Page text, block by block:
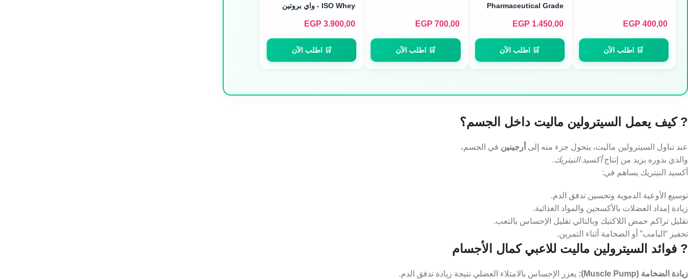
400,00
EGP
🛒 اطلب الآن
Pharmaceutical Grade
نقي (400g)
1.450,00
EGP
🛒 اطلب الآن
700,00
EGP
🛒 اطلب الآن
ISO Whey - واي بروتين
3.900,00
EGP
🛒 اطلب الآن
? كيف يعمل السيترولين ماليت داخل الجسم؟
عند تناول السيترولين ماليت، يتحول جزء منه إلى أرجينين في الجسم،
والذي بدوره يزيد من إنتاجأكسيد النيتريك.
أكسيد النيتريك يساهم في:
توسيع الأوعية الدموية وتحسين تدفق الدم.
زيادة إمداد العضلات بالأكسجين والمواد الغذائية.
تقليل تراكم حمض اللاكتيك وبالتالي تقليل الإحساس بالتعب.
تحفيز “البامب” أو الضخامة أثناء التمرين.
? فوائد السيترولين ماليت للاعبي كمال الأجسام
زيادة الضخامة (Muscle Pump):
يعزز الإحساس بالامتلاء العضلي نتيجة زيادة تدفق الدم.